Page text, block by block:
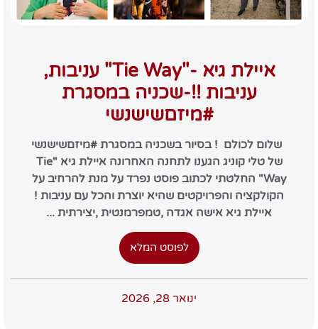
איילת גיא -"Tie Way" עניבות,
עניבות !!-שכניה במסגרת
#מיזםשישנשי
שלום לכולם ! בסיור בשכניה במסגרת #מיזםשישנשי
של טלי קוניג הגענו לתחנה האחרונה איילת גיא "Tie
Way" החלטתי לכתוב פוסט נפרד על מנת להרחיב על
הקולקציה והפרויקטים שהיא יוצרת והכל עם עניבות !
איילת גיא אישה אגדה ,טמפרמנטית ,יצירתית ...
לפוסט המלא
ינואר 28, 2026